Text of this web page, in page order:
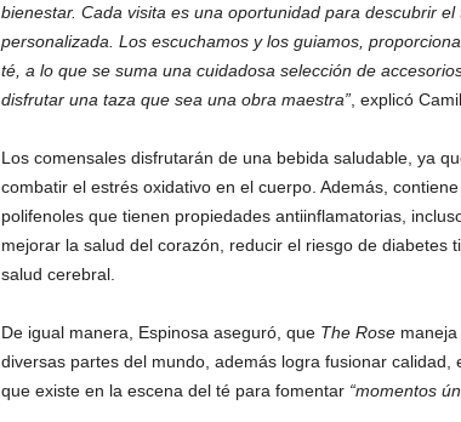
bienestar. Cada visita es una oportunidad para descubrir
personalizada. Los escuchamos y los guiamos,
té, a lo que se suma una cuidadosa selección de
disfrutar una taza que sea una obra maestra”, explicó
Los comensales disfrutarán de una bebida saludable, ya
combatir el estrés oxidativo en el cuerpo. Además,
polifenoles que tienen propiedades antiinflamatorias,
mejorar la salud del corazón, reducir el riesgo de diabetes
salud cerebral.
De igual manera, Espinosa aseguró, que The Rosemaneja
diversas partes del mundo, además logra fusionar
que existe en la escena del té para fomentar “momentos